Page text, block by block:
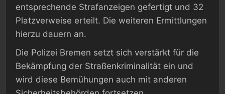
entsprechende Strafanzeigen gefertigt und 32
Platzverweise erteilt. Die weiteren Ermittlungen
hierzu dauern an.
Die Polizei Bremen setzt sich verstärkt für die
Bekämpfung der Straßenkriminalität ein und
wird diese Bemühungen auch mit anderen